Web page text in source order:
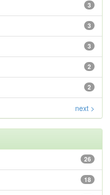
3
3
3
2
2
next >
26
18